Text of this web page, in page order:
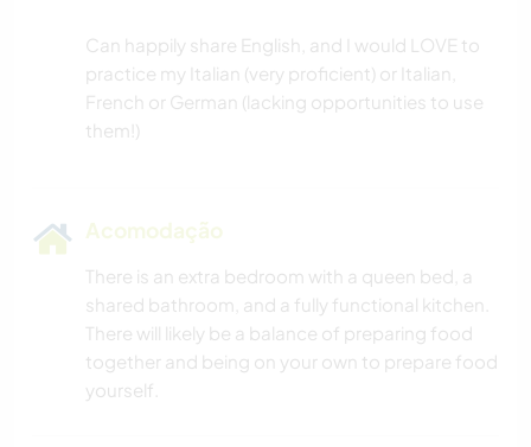
Can happily share English, and I would LOVE to
practice my Italian (very proficient) or Italian,
French or German (lacking opportunities to use
Acomodação
There is an extra bedroom with a queen bed, a
shared bathroom, and a fully functional kitchen.
There will likely be a balance of preparing food
together and being on your own to prepare food
yourself.